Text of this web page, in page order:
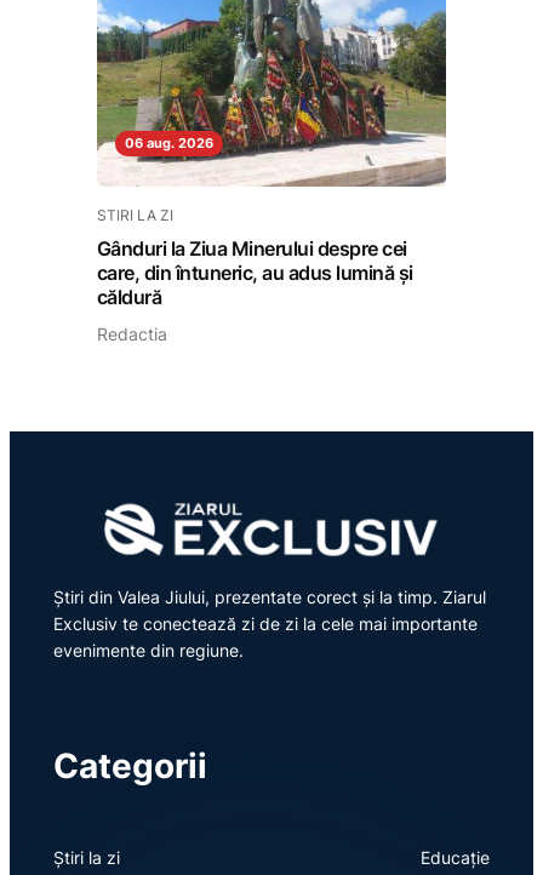
06 aug. 2026
STIRI LA ZI
Gânduri la Ziua Minerului despre cei
care, din întuneric, au adus lumină și
căldură
Redactia
Știri din Valea Jiului, prezentate corect și la timp. Ziarul
Exclusiv te conectează zi de zi la cele mai importante
evenimente din regiune.
Categorii
Știri la zi Educație